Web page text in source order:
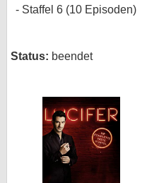
Staffel 6 (10 Episoden)
Status: beendet